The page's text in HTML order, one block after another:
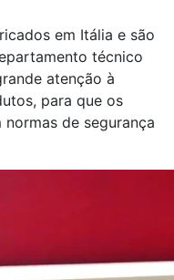
em Itália e são
técnico
atenção à
para que os
de segurança